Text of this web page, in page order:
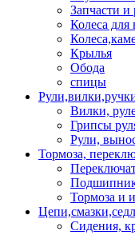
Запчасти и
Колеса для
Крылья
Обода
спицы
Вилки,
Грипсы
Рули,
Тормоза,
Тормоза и
Сидения,